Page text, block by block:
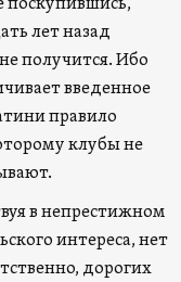
лет назад
получится. Ибо
введенное
правило
клубы не
в непрестижном
интереса, нет
дорогих